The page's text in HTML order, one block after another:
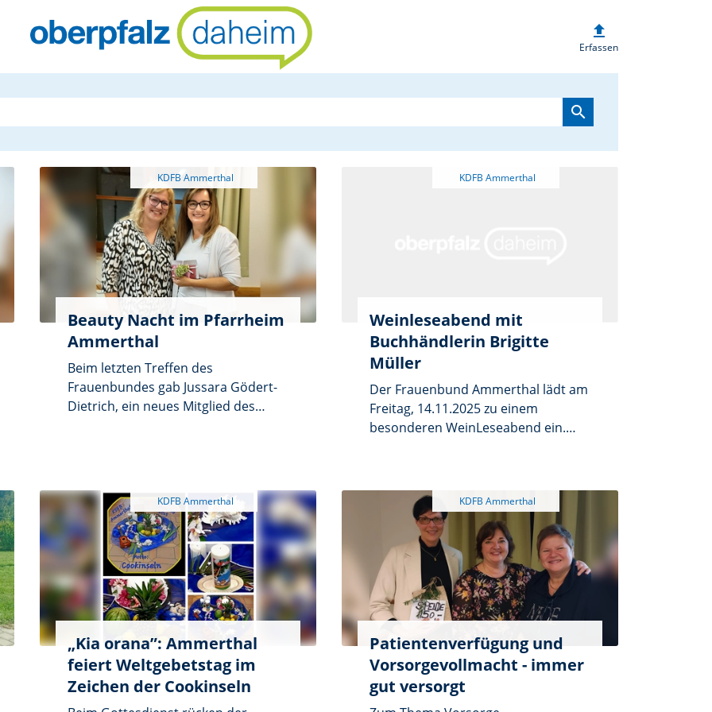
oberpfalzdaheim.de
upload
Erfassen
search
Beauty Nacht im Pfarrheim
Ammerthal
Beim letzten Treffen des
Frauenbundes gab Jussara Gödert-
Dietrich, ein neues Mitglied des
bis zu entspannenden Wellness-
Anwendungen reichen.
Weinleseabend mit
Buchhändlerin Brigitte
Müller
Der Frauenbund Ammerthal lädt am
Freitag, 14.11.2025 zu einem
besonderen WeinLeseabend ein.
aktuell angesagt, Neuheiten oder
Ihre persönlichen Highlights sind.
Bei einem Glas Wein lässt es sich da
gut beraten und austauschen. Die
Veranstaltung beginnt um 19.00 Uhr
im Pfarrheim Ammerthal.
„Kia orana”: Ammerthal
feiert Weltgebetstag im
Zeichen der Cookinseln
Patientenverfügung und
Vorsorgevollmacht - immer
gut versorgt